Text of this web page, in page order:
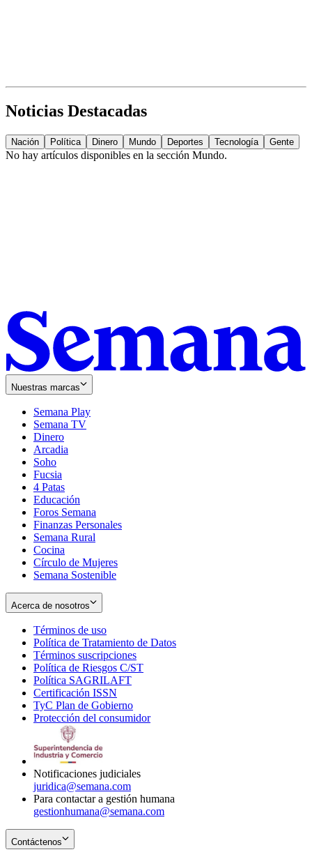
Noticias Destacadas
Nación Política Dinero Mundo Deportes Tecnología Gente
No hay artículos disponibles en la sección Mundo.
Nuestras marcas
Semana Play
Semana TV
Dinero
Arcadia
Soho
in
new
window
Fucsia
in
new
window
4 Patas
Educación
Foros Semana
Finanzas Personales
Semana Rural
Cocina
Círculo de Mujeres
Semana Sostenible
Acerca de nosotros
Términos de uso
in
new
window
Política de Tratamiento de Datos
Términos suscripciones
in
Política de Riesgos C/ST
Política SAGRILAFT
new
window
Certificación ISSN
in
new
TyC Plan de Gobierno
in
Protección del consumidorOpens
Notificaciones judiciales
juridica@semana.com
Para contactar a gestión humana
gestionhumana@semana.com
Contáctenos